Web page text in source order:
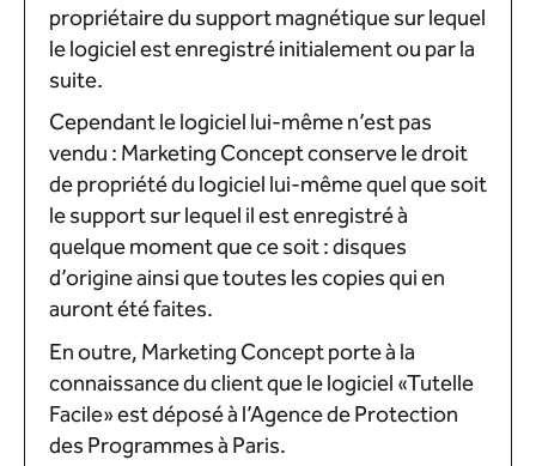
propriétaire du support magnétique sur lequel
le logiciel est enregistré initialement ou par la
suite.
Cependant le logiciel lui-même n’est pas
vendu : Marketing Concept conserve le droit
de propriété du logiciel lui-même quel que soit
le support sur lequel il est enregistré à
quelque moment que ce soit : disques
d’origine ainsi que toutes les copies qui en
auront été faites.
En outre, Marketing Concept porte à la
connaissance du client que le logiciel «Tutelle
Facile» est déposé à l’Agence de Protection
des Programmes à Paris.